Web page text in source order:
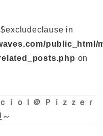
in
public_html/
on
ｉｏｌ＠ Ｐｉｚｚｅｒ